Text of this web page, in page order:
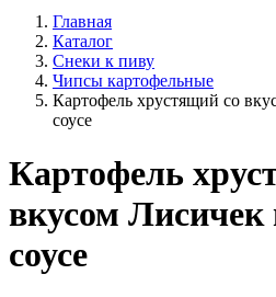
Главная
Каталог
Снеки к пиву
Чипсы картофельные
Картофель хрустящий со
соусе
Картофель
вкусом Лисичек
соусе